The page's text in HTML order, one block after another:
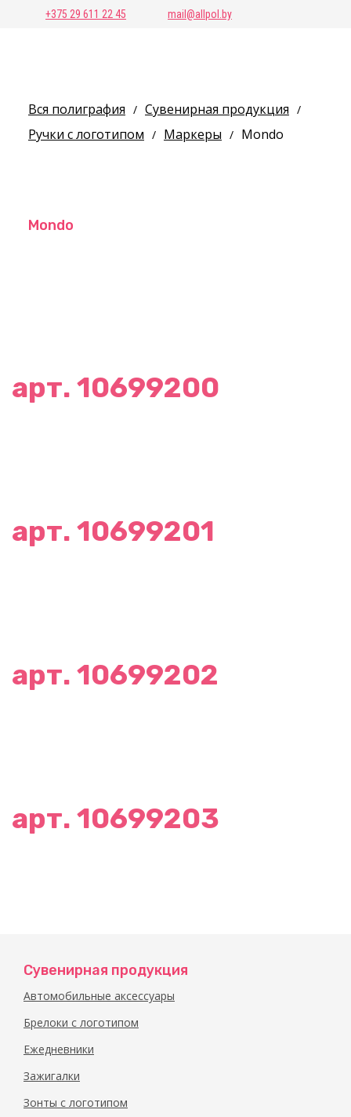
+375 29 611 22 45 mail@allpol.by
Вся полиграфия / Сувенирная продукция /
Ручки с логотипом / Маркеры / Mondo
Mondo
арт. 10699200
арт. 10699201
арт. 10699202
арт. 10699203
Сувенирная продукция
Автомобильные аксессуары
Брелоки с логотипом
Ежедневники
Зажигалки
Зонты с логотипом